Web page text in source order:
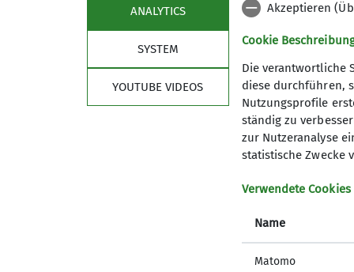
ANALYTICS
SYSTEM
YOUTUBE VIDEOS
Akzeptieren
Cookie
Die verantwortliche
diese durchführen,
Nutzungsprofile
ständig zu
zur Nutzeranalyse
statistische Zwecke
Verwendete Cookies
Name
Matomo